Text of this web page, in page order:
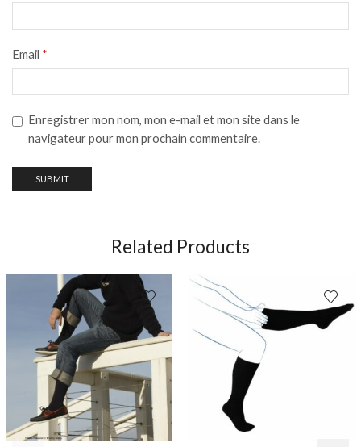
Email *
Enregistrer mon nom, mon e-mail et mon site dans le
navigateur pour mon prochain commentaire.
Related Products